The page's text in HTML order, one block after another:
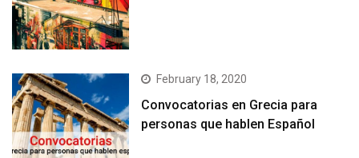
February 18, 2020
Convocatorias en Grecia para
personas que hablen Español